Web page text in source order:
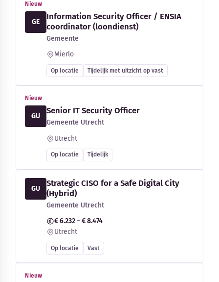
Nieuw
GE
Information Security Officer / ENSIA
coordinator (loondienst)
Gemeente
Mierlo
Op locatie Tijdelijk met uitzicht op vast
Nieuw
GU
Senior IT Security Officer
Gemeente Utrecht
Utrecht
Op locatie Tijdelijk
GU
Strategic CISO for a Safe Digital City
(Hybrid)
Gemeente Utrecht
€ 6.232 – € 8.474
Utrecht
Op locatie Vast
Nieuw